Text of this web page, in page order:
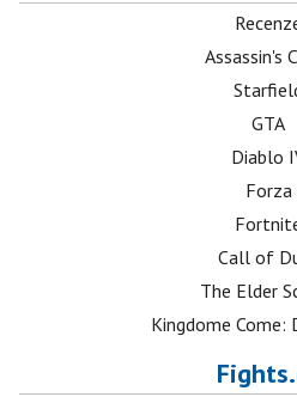
Assassin's
GTA
Diablo
Forza
Call of
The Elder
Kingdome Come: